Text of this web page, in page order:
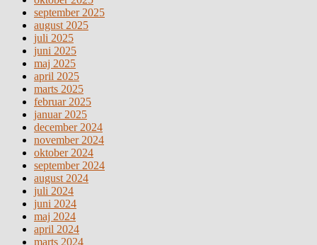
september 2025
august 2025
juli 2025
juni 2025
maj 2025
april 2025
marts 2025
februar 2025
januar 2025
december 2024
november 2024
oktober 2024
september 2024
august 2024
juli 2024
juni 2024
maj 2024
april 2024
marts 2024